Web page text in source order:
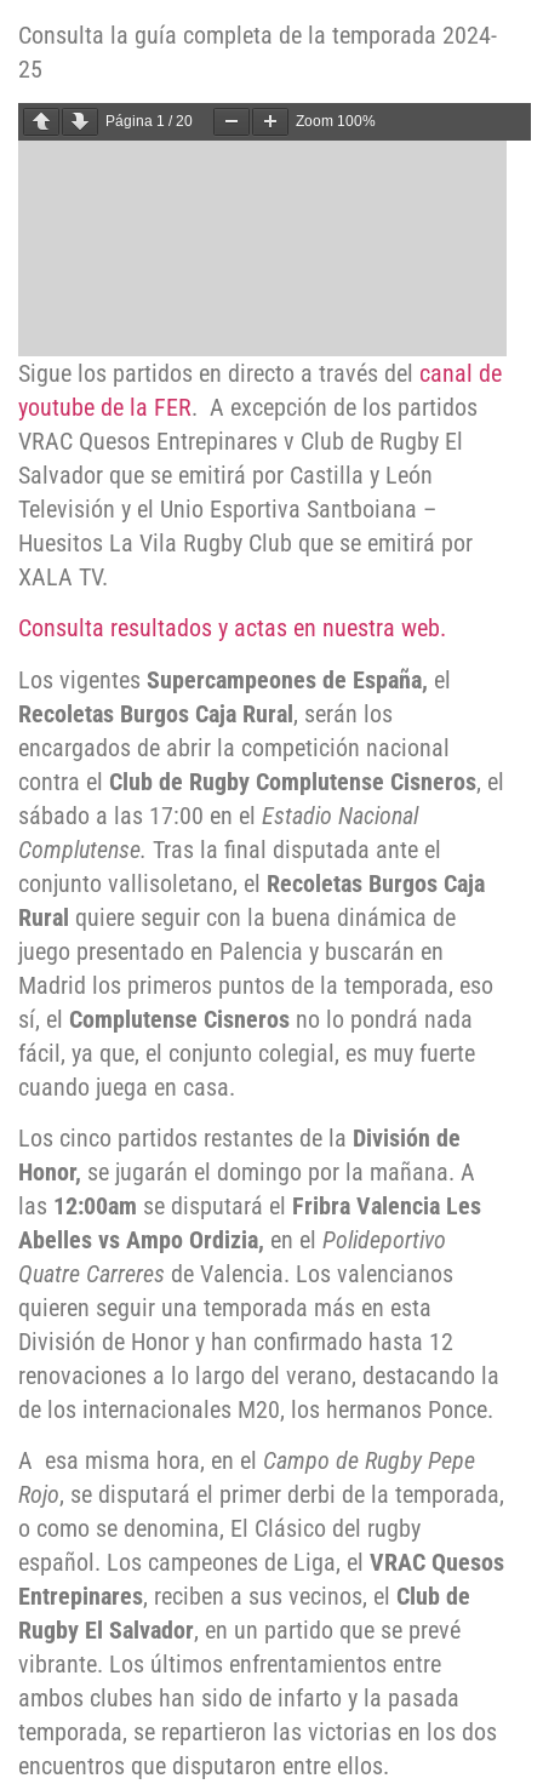
Consulta la guía completa de la temporada 2024-
25
Página 1 /20 Zoom 100%
Sigue los partidos en directo a través del canal de
youtube de la FER. A excepción de los partidos
VRAC Quesos Entrepinares v Club de Rugby El
Salvador que se emitirá por Castilla y León
Televisión y el Unio Esportiva Santboiana –
Huesitos La Vila Rugby Club que se emitirá por
XALA TV.
Consulta resultados y actas en nuestra web.
Los vigentes Supercampeones de España, el
Recoletas Burgos Caja Rural, serán los
encargados de abrir la competición nacional
contra el Club de Rugby Complutense Cisneros, el
sábado a las 17:00 en el Estadio Nacional
Complutense. Tras la final disputada ante el
conjunto vallisoletano, el Recoletas Burgos Caja
Rural quiere seguir con la buena dinámica de
juego presentado en Palencia y buscarán en
Madrid los primeros puntos de la temporada, eso
sí, el Complutense Cisneros no lo pondrá nada
fácil, ya que, el conjunto colegial, es muy fuerte
cuando juega en casa.
Los cinco partidos restantes de la División de
Honor, se jugarán el domingo por la mañana. A
las 12:00am se disputará el Fribra Valencia Les
Abelles vs Ampo Ordizia, en el Polideportivo
Quatre Carreres de Valencia. Los valencianos
quieren seguir una temporada más en esta
División de Honor y han confirmado hasta 12
renovaciones a lo largo del verano, destacando la
de los internacionales M20, los hermanos Ponce.
A esa misma hora, en el Campo de Rugby Pepe
Rojo, se disputará el primer derbi de la temporada,
o como se denomina, El Clásico del rugby
español. Los campeones de Liga, el VRAC Quesos
Entrepinares, reciben a sus vecinos, el Club de
Rugby El Salvador, en un partido que se prevé
vibrante. Los últimos enfrentamientos entre
ambos clubes han sido de infarto y la pasada
temporada, se repartieron las victorias en los dos
encuentros que disputaron entre ellos.